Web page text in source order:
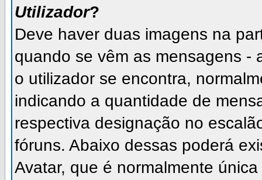
Utilizador?
Deve haver duas imagens na
quando se vêm as mensagens -
o utilizador se encontra,
indicando a quantidade de
respectiva designação no
fóruns. Abaixo dessas poderá
Avatar, que é normalmente